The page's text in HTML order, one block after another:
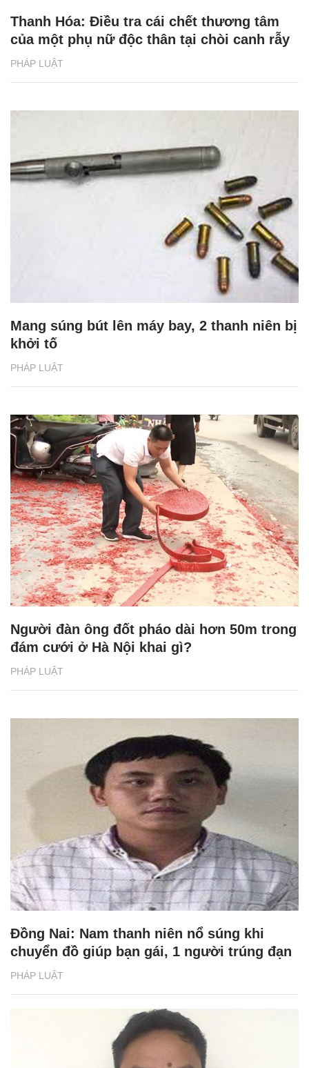
PHÁP LUẬT
Thanh Hóa: Điều tra cái chết thương tâm
của một phụ nữ độc thân tại chòi canh rẫy
PHÁP LUẬT
Mang súng bút lên máy bay, 2 thanh niên bị
khởi tố
PHÁP LUẬT
Người đàn ông đốt pháo dài hơn 50m trong
đám cưới ở Hà Nội khai gì?
PHÁP LUẬT
Đồng Nai: Nam thanh niên nổ súng khi
chuyển đồ giúp bạn gái, 1 người trúng đạn